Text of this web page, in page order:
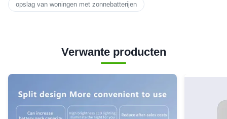
opslag van woningen met zonnebatterijen
Verwante producten